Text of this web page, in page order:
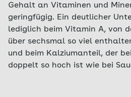
Gehalt an Vitaminen und
geringfügig. Ein deutlicher
lediglich beim Vitamin A, von
über sechsmal so viel
und beim Kalziumanteil, der
doppelt so hoch ist wie bei